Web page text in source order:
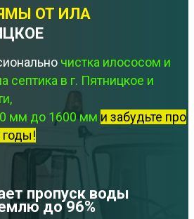
ОТ ИЛА
чистка илососом и
септика в г. Пятницкое и
мм до 1600 мм и забудьте про
годы!
пропуск воды
до 96%